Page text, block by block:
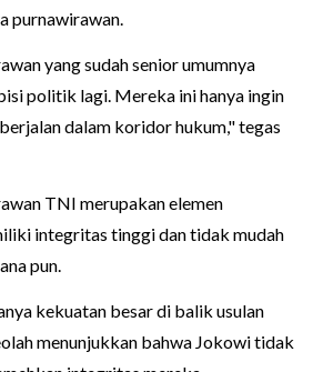
purnawirawan.
yang sudah senior umumnya
politik lagi. Mereka ini hanya ingin
dalam koridor hukum," tegas
TNI merupakan elemen
integritas tinggi dan tidak mudah
pun.
kekuatan besar di balik usulan
menunjukkan bahwa Jokowi tidak